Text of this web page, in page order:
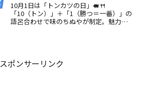
10月1日は「トンカツの日」🐖🍴
「10（トン）」＋「1（勝つ＝一番）」の
語呂合わせで味のちぬやが制定。魅力や
スポンサーリンク